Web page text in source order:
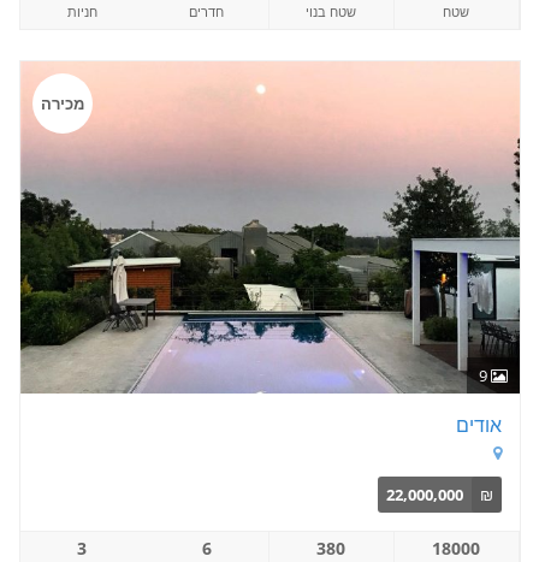
שטח שטח בנוי חדרים חניות
9
מכירה
אודים
₪
22,000,000
18000
380
6
3